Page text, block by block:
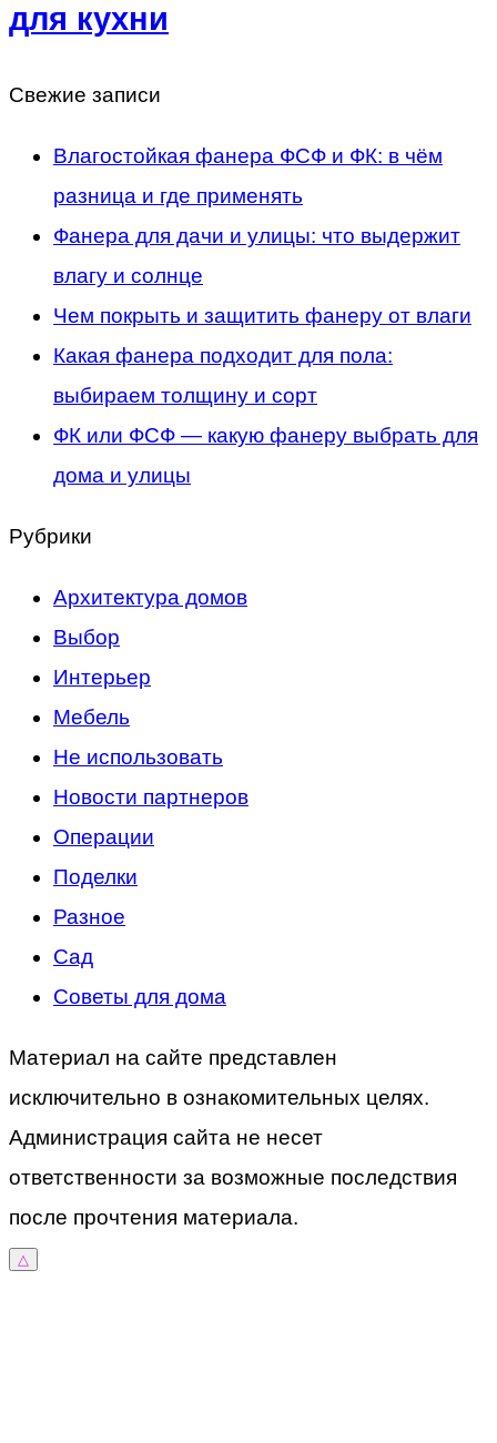
для кухни
Свежие записи
Влагостойкая фанера ФСФ и ФК: в чём
разница и где применять
Фанера для дачи и улицы: что выдержит
влагу и солнце
Чем покрыть и защитить фанеру от влаги
Какая фанера подходит для пола:
выбираем толщину и сорт
ФК или ФСФ — какую фанеру выбрать для
дома и улицы
Рубрики
Архитектура домов
Выбор
Интерьер
Мебель
Не использовать
Новости партнеров
Операции
Поделки
Разное
Сад
Советы для дома
Материал на сайте представлен
исключительно в ознакомительных целях.
Администрация сайта не несет
ответственности за возможные последствия
после прочтения материала.